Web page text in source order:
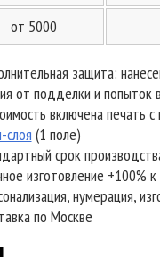
от 5000
защита:
от подделки и
включена печать
слоя (1 поле)
срок
изготовление +100%
нумерация,
по Москве